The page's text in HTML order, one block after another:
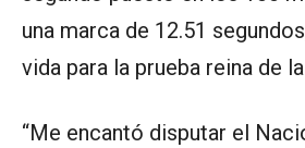
una marca de 12.51
vida para la prueba reina de
“Me encantó disputar el